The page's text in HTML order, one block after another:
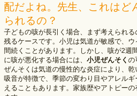
配だよね。先生、これはど
られるの？
子どもの咳が長引く場合、まず考えられ
残るケースです。小児は気道が敏感で、
間続くことがあります。しかし、咳が2週
に咳が悪化する場合には、 小児ぜんそく の
ぜんそくは気道の慢性的な炎症により、
吸音が特徴で、季節の変わり目やアレル
えることもあります。家族歴やアトピー